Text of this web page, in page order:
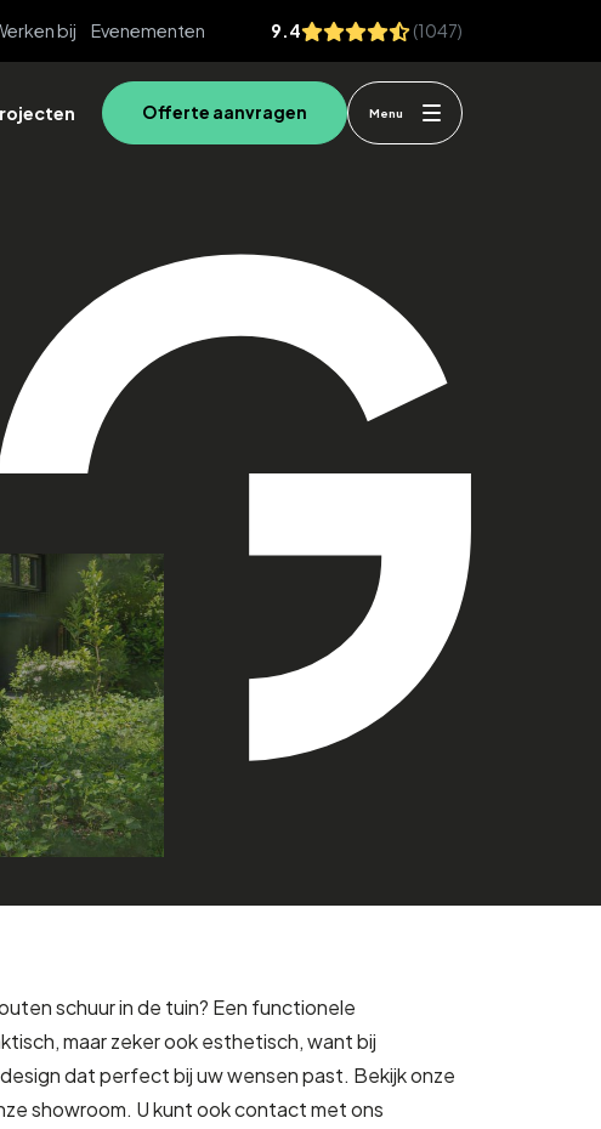
bij Evenementen 9.4 (1047)
Menu
Offerte aanvragen
schuur in de tuin? Een functionele
maar zeker ook esthetisch, want bij
dat perfect bij uw wensen past. Bekijk onze
showroom. U kunt ook contact met ons